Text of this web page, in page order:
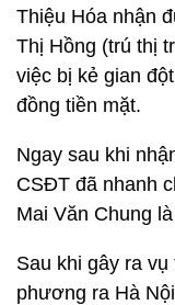
Thiệu Hóa nhận
Thị Hồng (trú thị
việc bị kẻ gian
đồng tiền mặt.
Ngay sau khi
CSĐT đã nhanh
Mai Văn Chung
Sau khi gây ra
phương ra Hà